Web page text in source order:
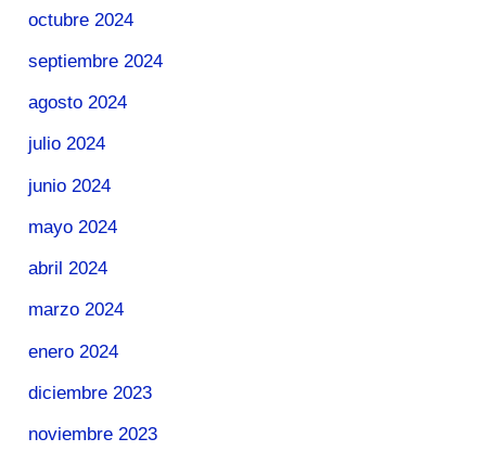
octubre 2024
septiembre 2024
agosto 2024
julio 2024
junio 2024
mayo 2024
abril 2024
marzo 2024
enero 2024
diciembre 2023
noviembre 2023